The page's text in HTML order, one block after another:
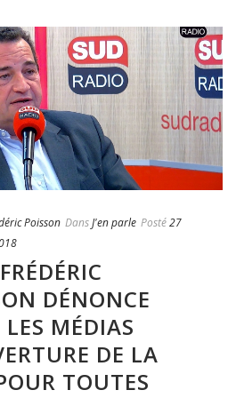
Poisson DansJ'en parle Posté27
DÉNONCE
MÉDIAS
DE LA
TOUTES